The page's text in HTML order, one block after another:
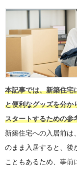
本記事では、新築住宅
と便利なグッズを分か
スタートするための参
新築住宅への入居前は
のまま入居すると、後
こともあるため、事前